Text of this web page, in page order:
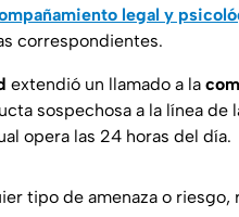
legal y
correspondientes.
extendió un llamado a la
sospechosa a la línea
opera las 24 horas del día.
tipo de amenaza o